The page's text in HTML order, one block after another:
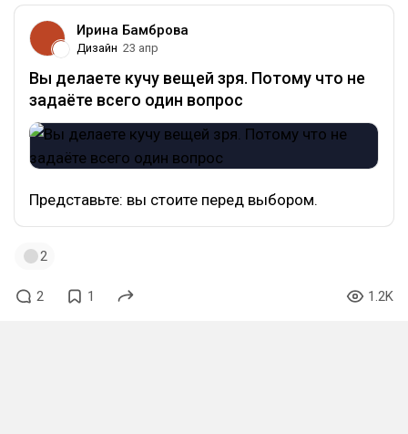
Ирина Бамброва
Дизайн 23 апр
Вы делаете кучу вещей зря. Потому что не
задаёте всего один вопрос
Представьте: вы стоите перед выбором.
2
2 1 1.2K